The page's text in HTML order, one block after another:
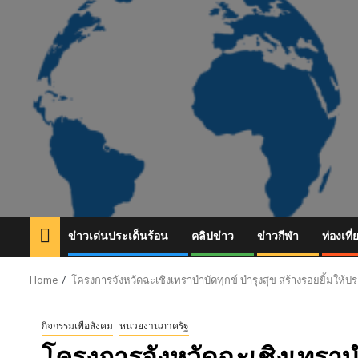
ข่าวเด่นประเด็นร้อน คลิปข่าว ข่าวกีฬา ท่องเที่
Home โครงการจังหวัดฉะเชิงเทราบำบัดทุกข์ บำรุงสุข สร้างรอยยิ้มให้ป
กิจกรรมเพื่อสังคม หน่วยงานภาครัฐ